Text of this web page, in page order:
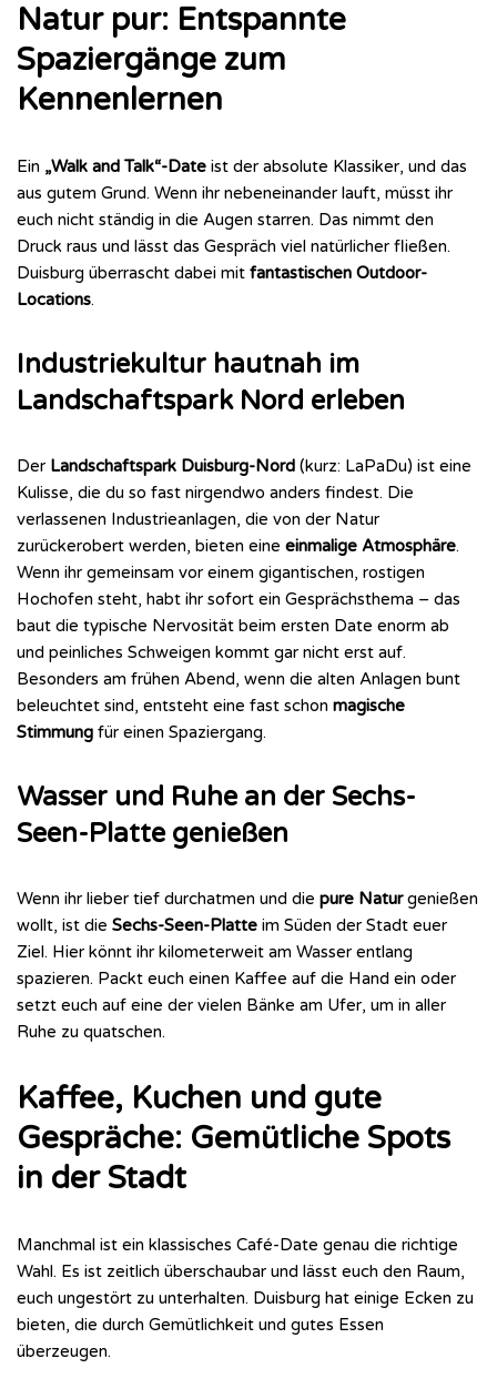
Natur pur: Entspannte
Spaziergänge zum
Kennenlernen
Ein „Walk and Talk“-Date ist der absolute Klassiker, und das
aus gutem Grund. Wenn ihr nebeneinander lauft, müsst ihr
euch nicht ständig in die Augen starren. Das nimmt den
Druck raus und lässt das Gespräch viel natürlicher fließen.
Duisburg überrascht dabei mit fantastischen Outdoor-
Locations.
Industriekultur hautnah im
Landschaftspark Nord erleben
Der Landschaftspark Duisburg-Nord (kurz: LaPaDu) ist eine
Kulisse, die du so fast nirgendwo anders findest. Die
verlassenen Industrieanlagen, die von der Natur
zurückerobert werden, bieten eine einmalige Atmosphäre.
Wenn ihr gemeinsam vor einem gigantischen, rostigen
Hochofen steht, habt ihr sofort ein Gesprächsthema – das
baut die typische Nervosität beim ersten Date enorm ab
und peinliches Schweigen kommt gar nicht erst auf.
Besonders am frühen Abend, wenn die alten Anlagen bunt
beleuchtet sind, entsteht eine fast schon magische
Stimmung für einen Spaziergang.
Wasser und Ruhe an der Sechs-
Seen-Platte genießen
Wenn ihr lieber tief durchatmen und die pure Naturgenießen
wollt, ist die Sechs-Seen-Platte im Süden der Stadt euer
Ziel. Hier könnt ihr kilometerweit am Wasser entlang
spazieren. Packt euch einen Kaffee auf die Hand ein oder
setzt euch auf eine der vielen Bänke am Ufer, um in aller
Ruhe zu quatschen.
Kaffee, Kuchen und gute
Gespräche: Gemütliche Spots
in der Stadt
Manchmal ist ein klassisches Café-Date genau die richtige
Wahl. Es ist zeitlich überschaubar und lässt euch den Raum,
euch ungestört zu unterhalten. Duisburg hat einige Ecken zu
bieten, die durch Gemütlichkeit und gutes Essen
überzeugen.